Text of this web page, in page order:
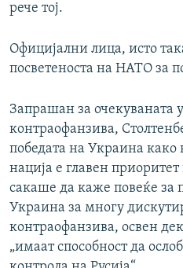
рече тој.
Официјални лица, исто
посветеноста на НАТО за
Запрашан за очекуваната
контраофанзива,
победата на Украина како
нација е главен
сакаше да каже повеќе за
Украина за многу
контраофанзива, освен
„имаат способност да